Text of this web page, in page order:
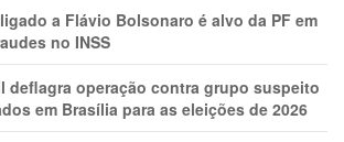
a Flávio Bolsonaro é alvo da PF em
no INSS
deflagra operação contra grupo suspeito
em Brasília para as eleições de 2026